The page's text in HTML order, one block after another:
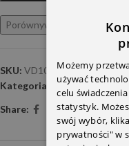
Porównywarka Ulubione
SKU: VD10001
Kategoria:
Czyszczenie
Share:
Możemy
używać
celu
statystyk.
swój wybór,
prywatności" w